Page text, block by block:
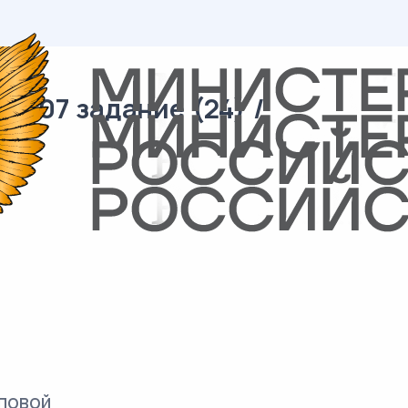
/ 07 задание (24) /